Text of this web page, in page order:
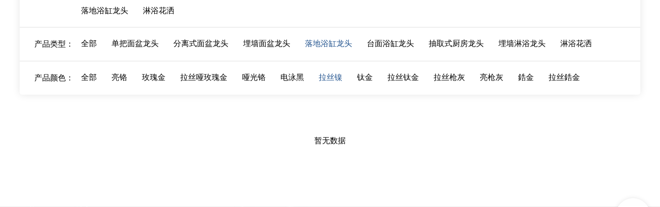
落地浴缸龙头
淋浴花洒
产品类型： 全部 单把面盆龙头 分离式面盆龙头 埋墙面盆龙头 落地浴缸龙头 台面浴缸龙头 抽取式厨房龙头 埋墙淋浴龙头 淋浴花洒
产品颜色： 全部 亮铬 玫瑰金 拉丝哑玫瑰金 哑光铬 电泳黑 拉丝镍 钛金 拉丝钛金 拉丝枪灰 亮枪灰 鋯金 拉丝鋯金
暂无数据